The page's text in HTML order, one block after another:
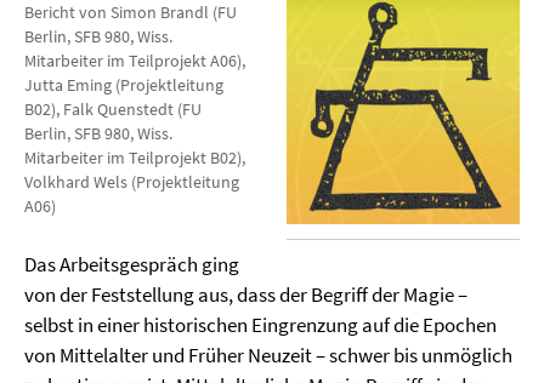
Bericht von Simon Brandl (FU
Berlin, SFB 980, Wiss.
Mitarbeiter im Teilprojekt A06),
Jutta Eming (Projektleitung
B02), Falk Quenstedt (FU
Berlin, SFB 980, Wiss.
Mitarbeiter im Teilprojekt B02),
Volkhard Wels (Projektleitung
A06)
Das Arbeitsgespräch ging
von der Feststellung aus, dass der Begriff der Magie –
selbst in einer historischen Eingrenzung auf die Epochen
von Mittelalter und Früher Neuzeit – schwer bis unmöglich